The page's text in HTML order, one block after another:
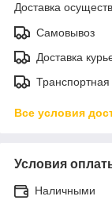
Доставка
Самовывоз
Доставка
Все условия
Условия
Наличными